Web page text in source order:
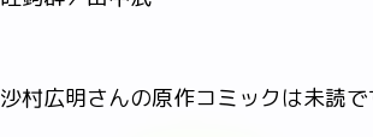
沙村広明さんの原作コミックは未読で